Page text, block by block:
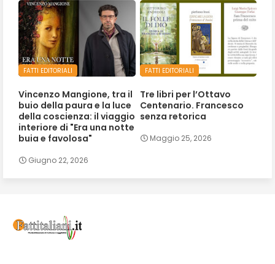
FATTI EDITORIALI
Vincenzo Mangione, tra il
buio della paura e la luce
della coscienza: il viaggio
interiore di "Era una notte
buia e favolosa"
Giugno 22, 2026
FATTI EDITORIALI
Tre libri per l’Ottavo
Centenario. Francesco
senza retorica
Maggio 25, 2026